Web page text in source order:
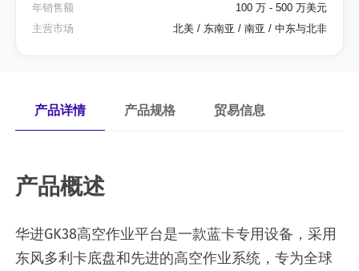
年销售额
100 万 - 500 万美元
主营市场
北美 / 东南亚 / 南亚 / 中东与北非
产品详情 产品规格 贸易信息
产品概述
华进GK38高空作业平台是一款蓝卡专用设备，采用
东风多利卡底盘和先进的高空作业系统，专为全球